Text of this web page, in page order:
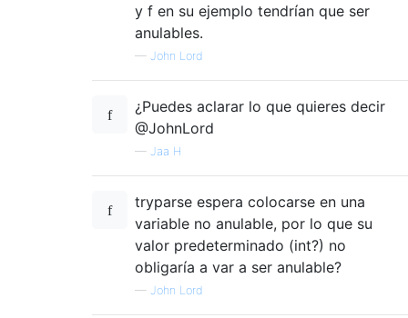
y f en su ejemplo tendrían que ser
anulables.
— John Lord
¿Puedes aclarar lo que quieres decir
@JohnLord
— Jaa H
tryparse espera colocarse en una
variable no anulable, por lo que su
valor predeterminado (int?) no
obligaría a var a ser anulable?
— John Lord